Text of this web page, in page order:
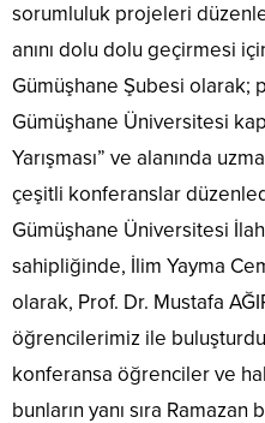
sorumluluk projeleri
anını dolu dolu geçirmesi
Gümüşhane Şubesi olarak;
Gümüşhane Üniversitesi
Yarışması” ve alanında
çeşitli konferanslar
Gümüşhane Üniversitesi
sahipliğinde, İlim Yayma
olarak, Prof. Dr. Mustafa
öğrencilerimiz ile
konferansa öğrenciler ve
bunların yanı sıra